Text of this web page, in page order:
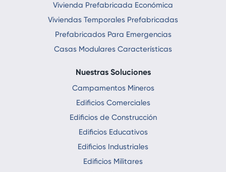
Vivienda Prefabricada Económica
Viviendas Temporales Prefabricadas
Prefabricados Para Emergencias
Casas Modulares Características
Nuestras Soluciones
Campamentos Mineros
Edificios Comerciales
Edificios de Construcción
Edificios Educativos
Edificios Industriales
Edificios Militares